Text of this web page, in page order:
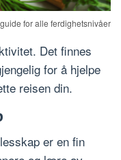
for alle ferdighetsnivåer
Det finnes
for å hjelpe
reisen din.
er en fin